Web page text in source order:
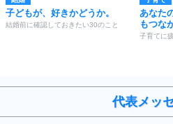
子どもが、好きかどうか。
結婚前に確認しておきたい30のこと
あなた
もつな
子育てに
代表メッ